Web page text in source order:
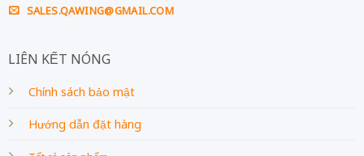
SALES.QAWING@GMAIL.COM
LIÊN KẾT NÓNG
Chính sách bảo mật
Hướng dẫn đặt hàng